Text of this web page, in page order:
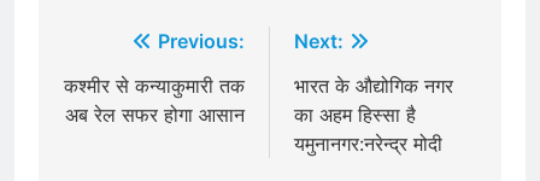
navigation
Previous:
कश्मीर से कन्याकुमारी तक
अब रेल सफर होगा आसान
Next:
भारत के औद्योगिक नगर
का अहम हिस्सा है
यमुनानगर:नरेन्द्र मोदी